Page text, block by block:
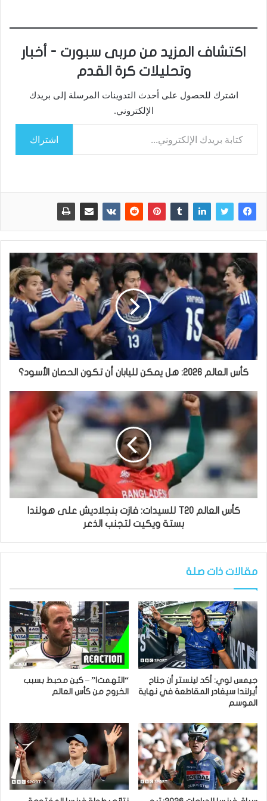
اكتشاف المزيد من مربى سبورت - أخبار
وتحليلات كرة القدم
اشترك للحصول على أحدث التدوينات المرسلة إلى بريدك
الإلكتروني.
كتابة بريدك الإلكتروني...
اشتراك
كأس العالم 2026: هل يمكن لليابان أن تكون الحصان الأسود؟
كأس العالم T20 للسيدات: فازت بنجلاديش على هولندا
بستة ويكيت لتجنب الذعر
مقالات ذات صلة
جيمس لوي: أكد لينستر أن جناح
أيرلندا سيغادر المقاطعة في نهاية
الموسم
“التهمت!” – كين محبط بسبب
الخروج من كأس العالم